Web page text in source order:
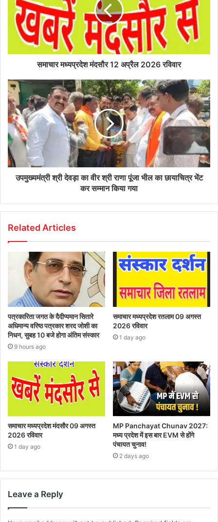
समाचार मध्यप्रदेश मंदसौर 12 अप्रैल 2026 रविवार
उपमुख्यमंत्री श्री देवड़ा का वीर श्री राणा पूंजा भील का छायाचित्र भेंट
कर सम्मान किया गया
Related Articles
पत्रकारिता जगत के दैदीप्यमान सितारे
अधिमान्य वरिष्ठ पत्रकार शरद जोशी का
निधन, सुबह 10 बजे होगा अंतिम संस्कार
9 hours ago
समाचार मध्यप्रदेश रतलाम 09 अगस्त
2026 रविवार
1 day ago
समाचार मध्यप्रदेश मंदसौर 09 अगस्त
2026 रविवार
1 day ago
MP Panchayat Chunav 2027:
मध्य प्रदेश में इस बार EVM से होंगे
पंचायत चुनाव!
2 days ago
Leave a Reply